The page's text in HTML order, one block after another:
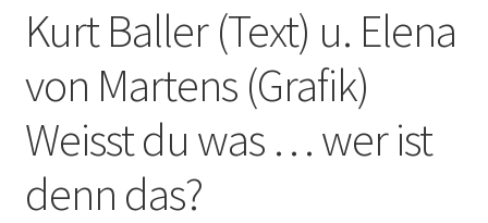
Kurt Baller (Text) u. Elena
von Martens (Grafik)
Weisst du was … wer ist
denn das?